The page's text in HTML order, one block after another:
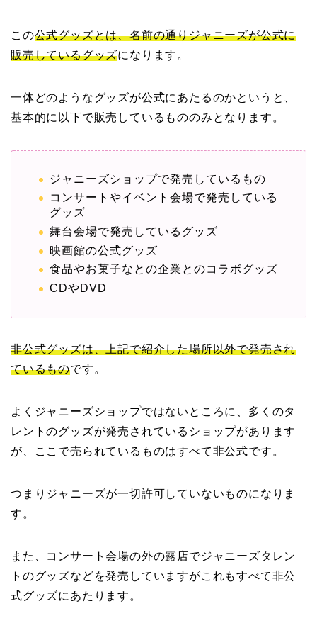
この公式グッズとは、名前の通りジャニーズが公式に
販売しているグッズになります。
一体どのようなグッズが公式にあたるのかというと、
基本的に以下で販売しているもののみとなります。
ジャニーズショップで発売しているもの
コンサートやイベント会場で発売している
グッズ
舞台会場で発売しているグッズ
映画館の公式グッズ
食品やお菓子なとの企業とのコラボグッズ
CDやDVD
非公式グッズは、上記で紹介した場所以外で発売され
ているものです。
よくジャニーズショップではないところに、多くのタ
レントのグッズが発売されているショップがあります
が、ここで売られているものはすべて非公式です。
つまりジャニーズが一切許可していないものになりま
す。
また、コンサート会場の外の露店でジャニーズタレン
トのグッズなどを発売していますがこれもすべて非公
式グッズにあたります。